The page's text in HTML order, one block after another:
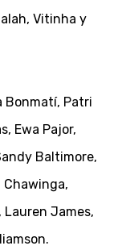
Vitinha y
Bonmatí, Patri
Ewa Pajor,
Baltimore,
Chawinga,
Lauren James,